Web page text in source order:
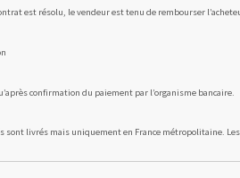
est résolu, le vendeur est tenu de rembourser
confirmation du paiement par l’organisme bancaire.
livrés mais uniquement en France métropolitaine.